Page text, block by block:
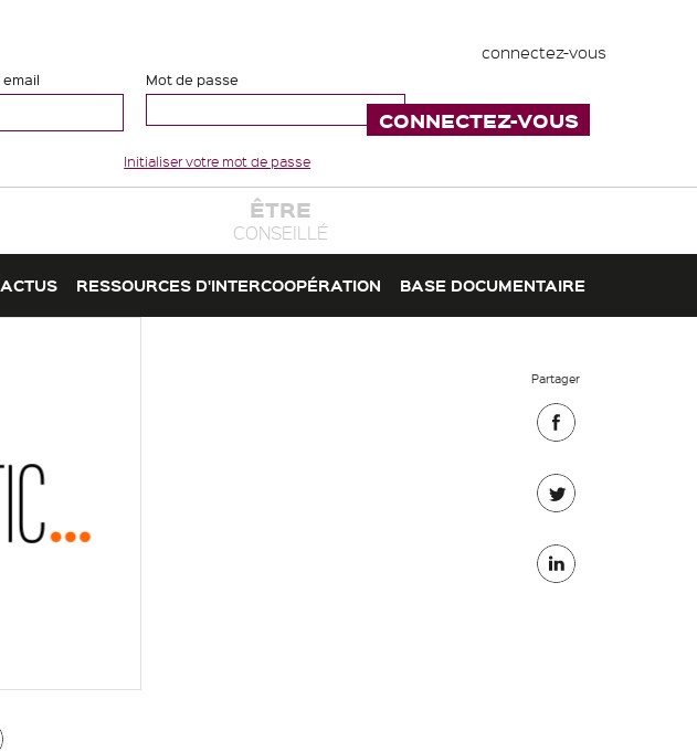
connectez-vous
Mot de passe
Initialiser votre mot de passe
ÊTRE
CONSEILLÉ
ACTUS RESSOURCES D'INTERCOOPÉRATION BASE DOCUMENTAIRE
Partager
sur
Facebook
sur
Twitter